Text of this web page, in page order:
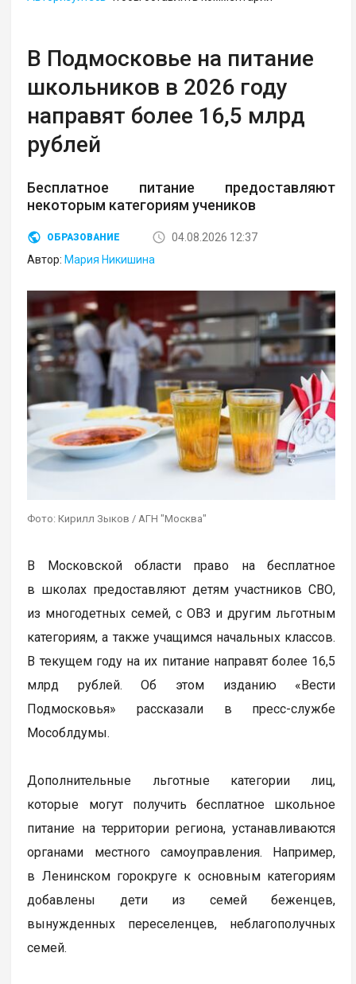
В Подмосковье на питание
школьников в 2026 году
направят более 16,5 млрд
рублей
Бесплатное питание предоставляют
некоторым категориям учеников
ОБРАЗОВАНИЕ
04.08.2026 12:37
Автор: Мария Никишина
Фото: Кирилл Зыков / АГН "Москва"
В Московской области право на бесплатное
в школах предоставляют детям участников СВО,
из многодетных семей, с ОВЗ и другим льготным
категориям, а также учащимся начальных классов.
В текущем году на их питание направят более 16,5
млрд рублей. Об этом изданию «Вести
Подмосковья» рассказали в пресс-службе
Мособлдумы.
Дополнительные льготные категории лиц,
которые могут получить бесплатное школьное
питание на территории региона, устанавливаются
органами местного самоуправления. Например,
в Ленинском горокруге к основным категориям
добавлены дети из семей беженцев,
вынужденных переселенцев, неблагополучных
семей.